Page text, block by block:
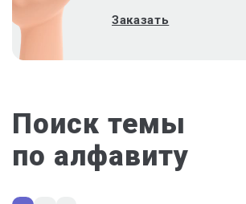
Заказать
Поиск темы
по алфавиту